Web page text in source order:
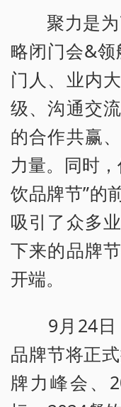
聚力是为
略闭门会&领
门人、业内
级、沟通交
的合作共赢
力量。同时
饮品牌节”的
吸引了众多
下来的品牌
开端。
9月24日
品牌节将正
牌力峰会、